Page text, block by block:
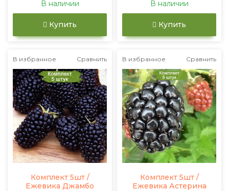
В наличии
Купить
В наличии
Купить
В избранное Сравнить
Комплект 5шт /
Ежевика Джамбо
В избранное Сравнить
Комплект 5шт /
Ежевика Астерина